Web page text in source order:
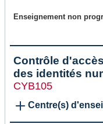
Enseignement non
Contrôle
des identités
CYB105
Centre(s)